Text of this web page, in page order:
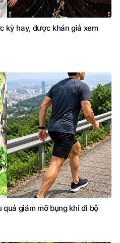
kỳ hay, được khán giả xem
giảm mỡ bụng khi đi bộ